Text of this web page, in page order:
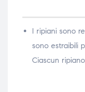
I ripiani sono
sono estraibili
Ciascun